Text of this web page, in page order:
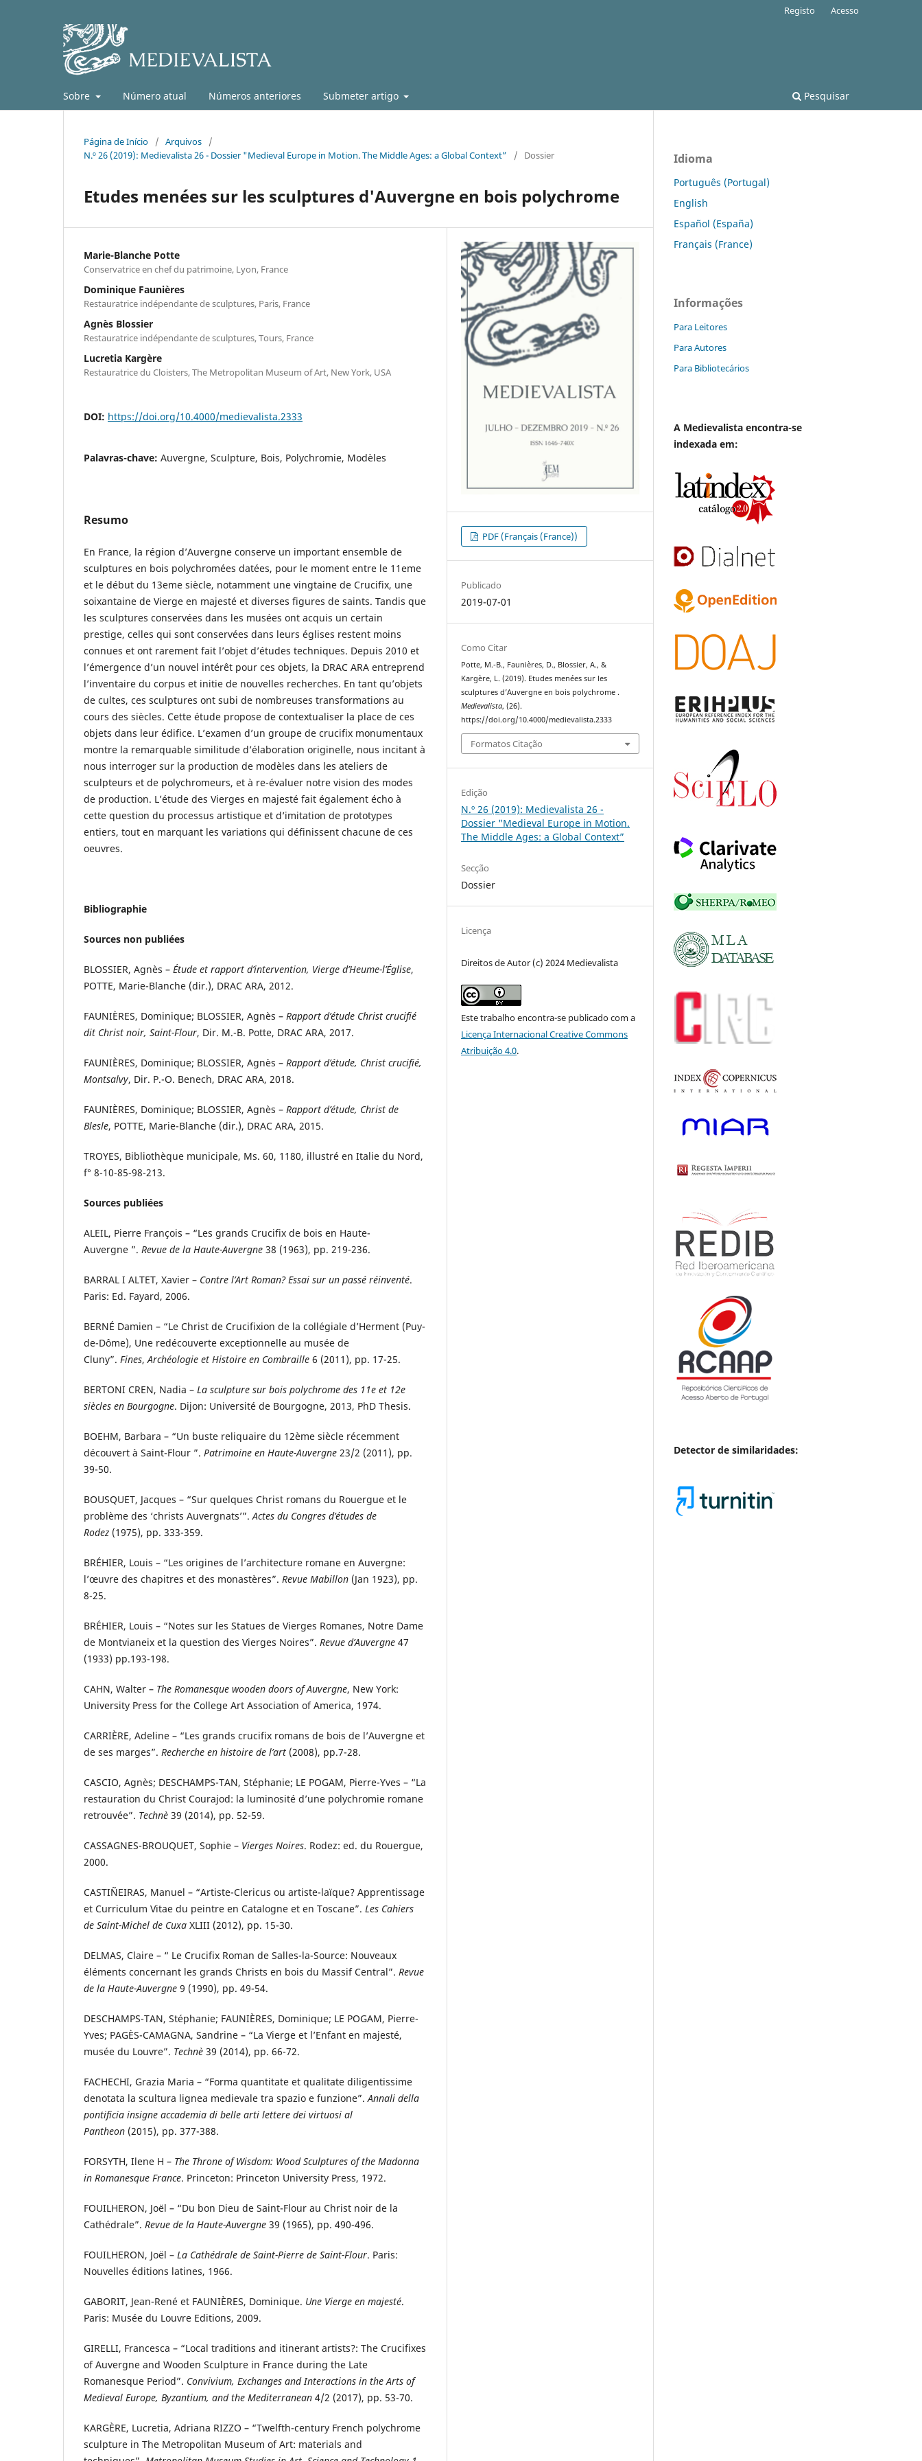
Sobre Número atual Números anteriores Submeter artigo Pesquisar
Registo Acesso
Página de Início / Arquivos
/
N.º 26 (2019): Medievalista 26 - Dossier "Medieval Europe in Motion. The Middle Ages: a Global Context”
/ Dossier
Etudes menées sur les sculptures d'Auvergne en bois polychrome
Marie-Blanche Potte
Conservatrice en chef du patrimoine, Lyon, France
Dominique Faunières
Restauratrice indépendante de sculptures, Paris, France
Agnès Blossier
Restauratrice indépendante de sculptures, Tours, France
Lucretia Kargère
Restauratrice du Cloisters, The Metropolitan Museum of Art, New York, USA
DOI: https://doi.org/10.4000/medievalista.2333
Palavras-chave: Auvergne, Sculpture, Bois, Polychromie, Modèles
Resumo
En France, la région d’Auvergne conserve un important ensemble de
sculptures en bois polychromées datées, pour le moment entre le 11eme
et le début du 13eme siècle, notamment une vingtaine de Crucifix, une
soixantaine de Vierge en majesté et diverses figures de saints. Tandis que
les sculptures conservées dans les musées ont acquis un certain
prestige, celles qui sont conservées dans leurs églises restent moins
connues et ont rarement fait l’objet d’études techniques. Depuis 2010 et
l’émergence d’un nouvel intérêt pour ces objets, la DRAC ARA entreprend
l’inventaire du corpus et initie de nouvelles recherches. En tant qu’objets
de cultes, ces sculptures ont subi de nombreuses transformations au
cours des siècles. Cette étude propose de contextualiser la place de ces
objets dans leur édifice. L’examen d’un groupe de crucifix monumentaux
montre la remarquable similitude d’élaboration originelle, nous incitant à
nous interroger sur la production de modèles dans les ateliers de
sculpteurs et de polychromeurs, et à re-évaluer notre vision des modes
de production. L’étude des Vierges en majesté fait également écho à
cette question du processus artistique et d’imitation de prototypes
entiers, tout en marquant les variations qui définissent chacune de ces
oeuvres.
Bibliographie
Sources non publiées
BLOSSIER, Agnès – Étude et rapport d’intervention, Vierge d’Heume-l’Église,
POTTE, Marie-Blanche (dir.), DRAC ARA, 2012.
FAUNIÈRES, Dominique; BLOSSIER, Agnès – Rapport d’étude Christ crucifié
dit Christ noir, Saint-Flour, Dir. M.-B. Potte, DRAC ARA, 2017.
FAUNIÈRES, Dominique; BLOSSIER, Agnès – Rapport d’étude, Christ crucifié,
Montsalvy, Dir. P.-O. Benech, DRAC ARA, 2018.
FAUNIÈRES, Dominique; BLOSSIER, Agnès – Rapport d’étude, Christ de
Blesle, POTTE, Marie-Blanche (dir.), DRAC ARA, 2015.
TROYES, Bibliothèque municipale, Ms. 60, 1180, illustré en Italie du Nord,
f° 8-10-85-98-213.
Sources publiées
ALEIL, Pierre François – “Les grands Crucifix de bois en Haute-
Auvergne ”. Revue de la Haute-Auvergne 38 (1963), pp. 219-236.
BARRAL I ALTET, Xavier – Contre l’Art Roman? Essai sur un passé réinventé.
Paris: Ed. Fayard, 2006.
BERNÉ Damien – “Le Christ de Crucifixion de la collégiale d’Herment (Puy-
de-Dôme), Une redécouverte exceptionnelle au musée de
Cluny”. Fines,Archéologie et Histoire en Combraille 6 (2011), pp. 17-25.
BERTONI CREN, Nadia – La sculpture sur bois polychrome des 11e et 12e
siècles en Bourgogne. Dijon: Université de Bourgogne, 2013, PhD Thesis.
BOEHM, Barbara – “Un buste reliquaire du 12ème siècle récemment
découvert à Saint-Flour ”. Patrimoine en Haute-Auvergne 23/2 (2011), pp.
39-50.
BOUSQUET, Jacques – “Sur quelques Christ romans du Rouergue et le
problème des ‘christs Auvergnats’”.Actes du Congres d’études de
Rodez (1975), pp. 333-359.
BRÉHIER, Louis – “Les origines de l’architecture romane en Auvergne:
l’œuvre des chapitres et des monastères”. Revue Mabillon (Jan 1923), pp.
8-25.
BRÉHIER, Louis – “Notes sur les Statues de Vierges Romanes, Notre Dame
de Montvianeix et la question des Vierges Noires”. Revue d’Auvergne 47
(1933) pp.193-198.
CAHN, Walter – The Romanesque wooden doors of Auvergne, New York:
University Press for the College Art Association of America, 1974.
CARRIÈRE, Adeline – “Les grands crucifix romans de bois de l’Auvergne et
de ses marges”. Recherche en histoire de l’art (2008), pp.7-28.
CASCIO, Agnès; DESCHAMPS-TAN, Stéphanie; LE POGAM, Pierre-Yves – “La
restauration du Christ Courajod: la luminosité d’une polychromie romane
retrouvée”. Technè 39 (2014), pp. 52-59.
CASSAGNES-BROUQUET, Sophie – Vierges Noires. Rodez: ed. du Rouergue,
2000.
CASTIÑEIRAS, Manuel – “Artiste-Clericus ou artiste-laïque? Apprentissage
et Curriculum Vitae du peintre en Catalogne et en Toscane”. Les Cahiers
de Saint-Michel de Cuxa XLIII (2012), pp. 15-30.
DELMAS, Claire – “ Le Crucifix Roman de Salles-la-Source: Nouveaux
éléments concernant les grands Christs en bois du Massif Central”. Revue
de la Haute-Auvergne 9 (1990), pp. 49-54.
DESCHAMPS-TAN, Stéphanie; FAUNIÈRES, Dominique; LE POGAM, Pierre-
Yves; PAGÈS-CAMAGNA, Sandrine – “La Vierge et l’Enfant en majesté,
musée du Louvre”. Technè 39 (2014), pp. 66-72.
FACHECHI, Grazia Maria – “Forma quantitate et qualitate diligentissime
denotata la scultura lignea medievale tra spazio e funzione”.Annali della
pontificia insigne accademia di belle arti lettere dei virtuosi al
Pantheon (2015), pp. 377-388.
FORSYTH, Ilene H – The Throne of Wisdom: Wood Sculptures of the Madonna
in Romanesque France. Princeton: Princeton University Press, 1972.
FOUILHERON, Joël – “Du bon Dieu de Saint-Flour au Christ noir de la
Cathédrale”. Revue de la Haute-Auvergne 39 (1965), pp. 490-496.
FOUILHERON, Joël – La Cathédrale de Saint-Pierre de Saint-Flour. Paris:
Nouvelles éditions latines, 1966.
GABORIT, Jean-René et FAUNIÈRES, Dominique. Une Vierge en majesté.
Paris: Musée du Louvre Editions, 2009.
GIRELLI, Francesca – “Local traditions and itinerant artists?: The Crucifixes
of Auvergne and Wooden Sculpture in France during the Late
Romanesque Period”. Convivium, Exchanges and Interactions in the Arts of
Medieval Europe, Byzantium, and the Mediterranean 4/2 (2017), pp. 53-70.
KARGÈRE, Lucretia, Adriana RIZZO – “Twelfth-century French polychrome
sculpture in The Metropolitan Museum of Art: materials and
PDF (Français (France))
Publicado
2019-07-01
Como Citar
Potte, M.-B., Faunières, D., Blossier, A., &
Kargère, L. (2019). Etudes menées sur les
sculptures d’Auvergne en bois polychrome .
Medievalista, (26).
https://doi.org/10.4000/medievalista.2333
Formatos Citação
Edição
N.º 26 (2019): Medievalista 26 -
Dossier "Medieval Europe in Motion.
The Middle Ages: a Global Context”
Secção
Dossier
Licença
Direitos de Autor (c) 2024 Medievalista
Este trabalho encontra-se publicado com a
Licença Internacional Creative Commons
Atribuição 4.0.
Idioma
Português (Portugal)
English
Español (España)
Français (France)
Informações
Para Leitores
Para Autores
Para Bibliotecários
A Medievalista encontra-se
indexada em:
Detector de similaridades: